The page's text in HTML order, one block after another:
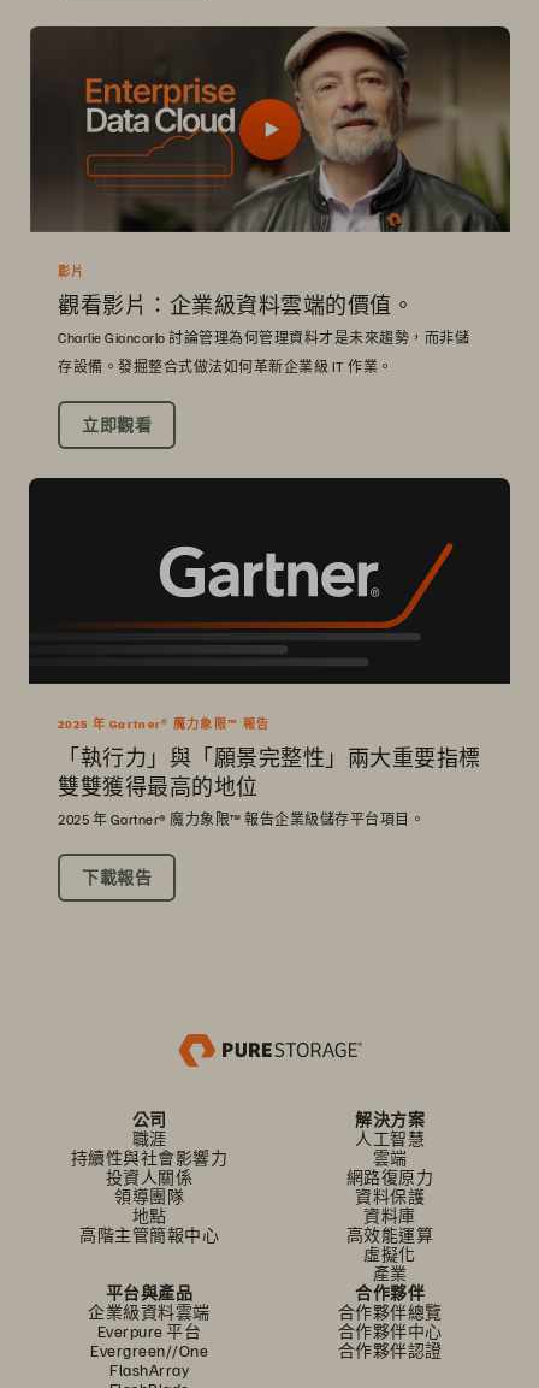
影片
觀看影片：企業級資料雲端的價值。
Charlie Giancarlo 討論管理為何管理資料才是未來趨勢，而非儲
存設備。發掘整合式做法如何革新企業級 IT 作業。
立即觀看
2025 年 Gartner® 魔力象限™ 報告
「執行力」與「願景完整性」兩大重要指標
雙雙獲得最高的地位
2025 年 Gartner® 魔力象限™ 報告企業級儲存平台項目。
下載報告
公司
職涯
持續性與社會影響力
投資人關係
領導團隊
地點
高階主管簡報中心
解決方案
人工智慧
雲端
網路復原力
資料保護
資料庫
高效能運算
虛擬化
產業
平台與產品
企業級資料雲端
Everpure 平台
Evergreen//One
FlashArray
合作夥伴
合作夥伴總覽
合作夥伴中心
合作夥伴認證